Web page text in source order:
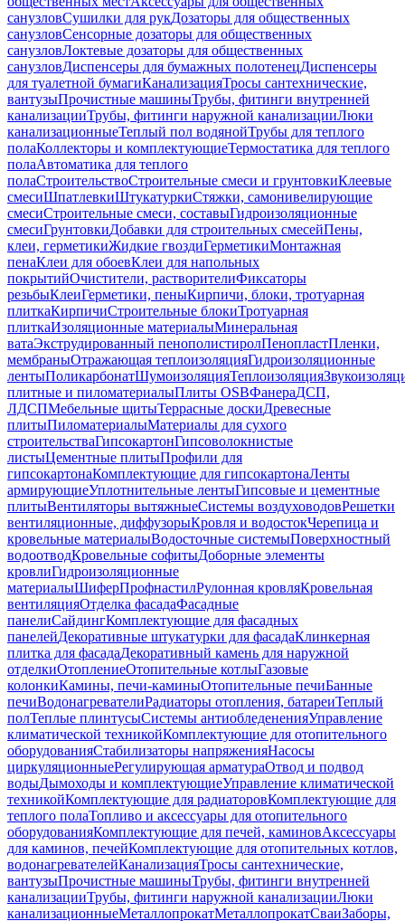
санузловСушилки для рукДозаторы для общественных
санузловСенсорные дозаторы для общественных
санузловЛоктевые дозаторы для общественных
санузловДиспенсеры для бумажных полотенецДиспенсеры
для туалетной бумагиКанализацияТросы сантехнические,
вантузыПрочистные машиныТрубы, фитинги внутренней
канализацииТрубы, фитинги наружной канализацииЛюки
канализационныеТеплый пол водянойТрубы для теплого
полаКоллекторы и комплектующиеТермостатика для теплого
полаАвтоматика для теплого
полаСтроительствоСтроительные смеси и грунтовкиКлеевые
смесиШпатлевкиШтукатуркиСтяжки, самонивелирующие
смесиСтроительные смеси, составыГидроизоляционные
смесиГрунтовкиДобавки для строительных смесейПены,
клеи, герметикиЖидкие гвоздиГерметикиМонтажная
пенаКлеи для обоевКлеи для напольных
покрытийОчистители, растворителиФиксаторы
резьбыКлеиГерметики, пеныКирпичи, блоки, тротуарная
плиткаКирпичиСтроительные блокиТротуарная
плиткаИзоляционные материалыМинеральная
ватаЭкструдированный пенополистиролПенопластПленки,
мембраныОтражающая теплоизоляцияГидроизоляционные
лентыПоликарбонатШумоизоляцияТеплоизоляция
плитные и пиломатериалыПлиты OSBФанераДСП,
ЛДСПМебельные щитыТеррасные доскиДревесные
плитыПиломатериалыМатериалы для сухого
строительстваГипсокартонГипсоволокнистые
листыЦементные плитыПрофили для
гипсокартонаКомплектующие для гипсокартонаЛенты
армирующиеУплотнительные лентыГипсовые и цементные
плитыВентиляторы вытяжныеСистемы воздуховодовРешетки
вентиляционные, диффузорыКровля и водостокЧерепица и
кровельные материалыВодосточные системыПоверхностный
водоотводКровельные софитыДоборные элементы
кровлиГидроизоляционные
материалыШиферПрофнастилРулонная кровляКровельная
вентиляцияОтделка фасадаФасадные
панелиСайдингКомплектующие для фасадных
панелейДекоративные штукатурки для фасадаКлинкерная
плитка для фасадаДекоративный камень для наружной
отделкиОтоплениеОтопительные котлыГазовые
колонкиКамины, печи-каминыОтопительные печиБанные
печиВодонагревателиРадиаторы отопления, батареиТеплый
полТеплые плинтусыСистемы антиобледененияУправление
климатической техникойКомплектующие для отопительного
оборудованияСтабилизаторы напряженияНасосы
циркуляционныеРегулирующая арматураОтвод и подвод
водыДымоходы и комплектующиеУправление климатической
техникойКомплектующие для радиаторовКомплектующие для
теплого полаТопливо и аксессуары для отопительного
оборудованияКомплектующие для печей, каминовАксессуары
для каминов, печейКомплектующие для отопительных котлов,
водонагревателейКанализацияТросы сантехнические,
вантузыПрочистные машиныТрубы, фитинги внутренней
канализацииТрубы, фитинги наружной канализацииЛюки
канализационныеМеталлопрокатМеталлопрокатСваиЗаборы,